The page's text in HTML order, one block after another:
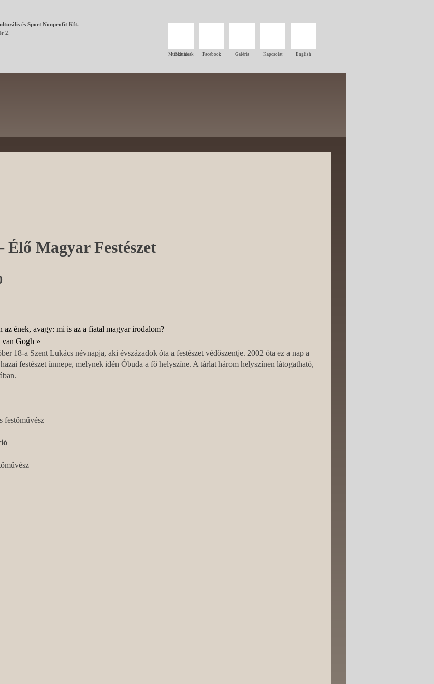
és Sport Nonprofit Kft.
2.
Rólunk
Munkatársak Facebook Galéria Kapcsolat English
Magyar Festészet
ének, avagy: mi is az a fiatal magyar irodalom?
van Gogh »
18-a Szent Lukács névnapja, aki évszázadok óta a festészet védőszentje. 2002 óta ez a nap a
festészet ünnepe, melynek idén Óbuda a fő helyszíne. A tárlat három helyszínen látogatható,
festőművész